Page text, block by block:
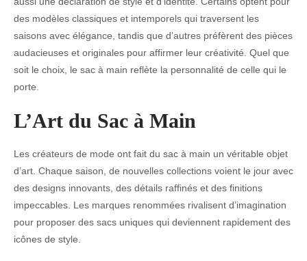
des modèles classiques et intemporels qui traversent les
saisons avec élégance, tandis que d’autres préfèrent des pièces
audacieuses et originales pour affirmer leur créativité. Quel que
soit le choix, le sac à main reflète la personnalité de celle qui le
porte.
L’Art du Sac à Main
Les créateurs de mode ont fait du sac à main un véritable objet
d’art. Chaque saison, de nouvelles collections voient le jour avec
des designs innovants, des détails raffinés et des finitions
impeccables. Les marques renommées rivalisent d’imagination
pour proposer des sacs uniques qui deviennent rapidement des
icônes de style.